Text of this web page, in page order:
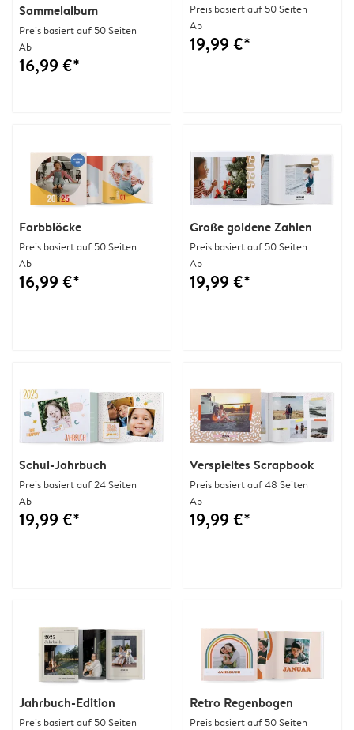
Retro Regenbogen
Preis basiert auf 50 Seiten
Preis basiert auf 50 Seiten
Ab
19,99 €*
Große goldene Zahlen
Preis basiert auf 50 Seiten
Ab
19,99 €*
Sammelalbum
Preis basiert auf 50 Seiten
Ab
16,99 €*
Jahrbuch-Edition
Preis basiert auf 50 Seiten
Schul-Jahrbuch
Preis basiert auf 24 Seiten
Ab
19,99 €*
Farbblöcke
Preis basiert auf 50 Seiten
Ab
16,99 €*
Verspieltes Scrapbook
Preis basiert auf 48 Seiten
Ab
19,99 €*